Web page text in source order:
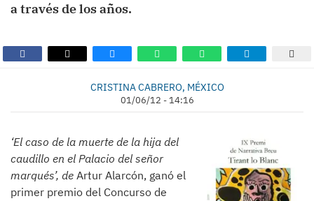
a través de los años.
CRISTINA CABRERO, MÉXICO
01/06/12 - 14:16
‘El caso de la muerte de la hija del
caudillo en el Palacio del señor
marqués’, de Artur Alarcón, ganó el
primer premio del Concurso de